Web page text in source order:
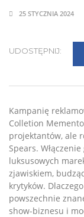
25 STYCZNIA 2024
UDOSTĘPNIJ:
Kampanię
Colletion
projektantów, ale
Spears.
luksusowych
zjawiskiem,
krytyków.
powszechnie
show-biznesu i